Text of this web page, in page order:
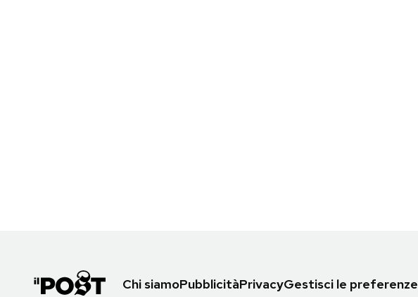
Chi siamoPubblicitàPrivacyGestisci le preferenze